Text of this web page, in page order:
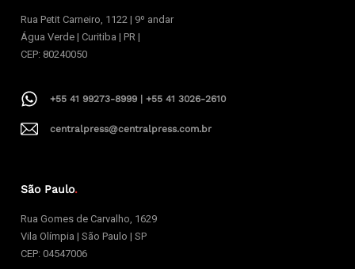
Rua Petit Carneiro, 1122 | 9º andar
Água Verde | Curitiba | PR |
CEP: 80240050
+55 41 99273-8999 | +55 41 3026-2610
centralpress@centralpress.com.br
São Paulo.
Rua Gomes de Carvalho, 1629
Vila Olímpia | São Paulo | SP
CEP: 04547006